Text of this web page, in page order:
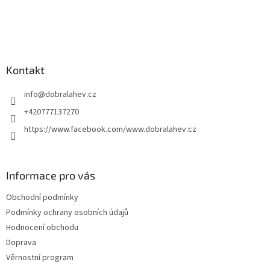
Kontakt
info@dobralahev.cz
+420777137270
https://www.facebook.com/www.dobralahev.cz
Informace pro vás
Obchodní podmínky
Podmínky ochrany osobních údajů
Hodnocení obchodu
Doprava
Věrnostní program